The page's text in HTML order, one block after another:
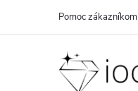
Pomoc zákazníkom